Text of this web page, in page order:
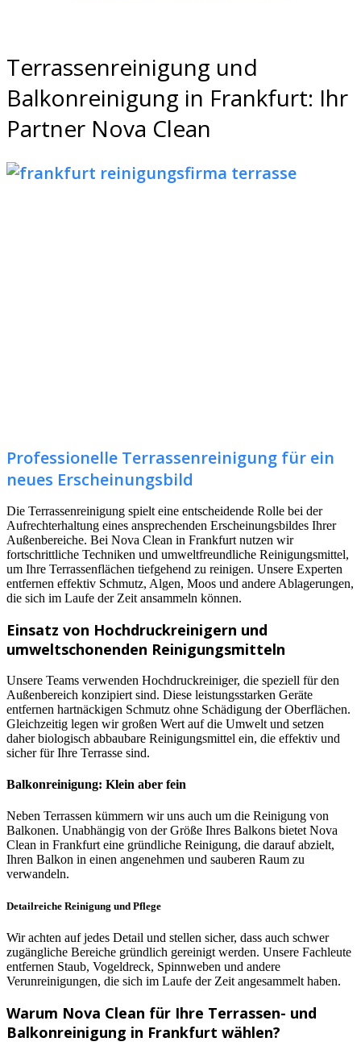
Terrassenreinigung und
Balkonreinigung in Frankfurt: Ihr
Partner Nova Clean
Professionelle Terrassenreinigung für ein
neues Erscheinungsbild
Die Terrassenreinigung spielt eine entscheidende Rolle bei der
Aufrechterhaltung eines ansprechenden Erscheinungsbildes Ihrer
Außenbereiche. Bei Nova Clean in Frankfurt nutzen wir
fortschrittliche Techniken und umweltfreundliche Reinigungsmittel,
um Ihre Terrassenflächen tiefgehend zu reinigen. Unsere Experten
entfernen effektiv Schmutz, Algen, Moos und andere Ablagerungen,
die sich im Laufe der Zeit ansammeln können.
Einsatz von Hochdruckreinigern und
umweltschonenden Reinigungsmitteln
Unsere Teams verwenden Hochdruckreiniger, die speziell für den
Außenbereich konzipiert sind. Diese leistungsstarken Geräte
entfernen hartnäckigen Schmutz ohne Schädigung der Oberflächen.
Gleichzeitig legen wir großen Wert auf die Umwelt und setzen
daher biologisch abbaubare Reinigungsmittel ein, die effektiv und
sicher für Ihre Terrasse sind.
Balkonreinigung: Klein aber fein
Neben Terrassen kümmern wir uns auch um die Reinigung von
Balkonen. Unabhängig von der Größe Ihres Balkons bietet Nova
Clean in Frankfurt eine gründliche Reinigung, die darauf abzielt,
Ihren Balkon in einen angenehmen und sauberen Raum zu
verwandeln.
Detailreiche Reinigung und Pflege
Wir achten auf jedes Detail und stellen sicher, dass auch schwer
zugängliche Bereiche gründlich gereinigt werden. Unsere Fachleute
entfernen Staub, Vogeldreck, Spinnweben und andere
Verunreinigungen, die sich im Laufe der Zeit angesammelt haben.
Warum Nova Clean für Ihre Terrassen- und
Balkonreinigung in Frankfurt wählen?